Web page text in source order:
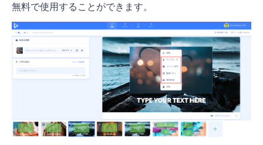
無料で使用することができます。